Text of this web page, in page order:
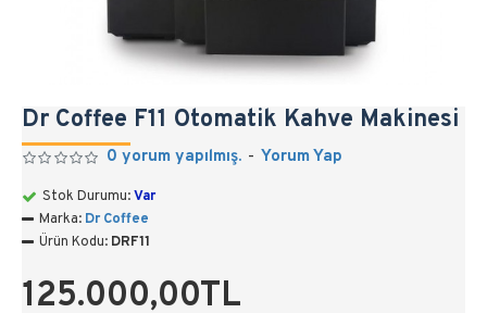
Dr Coffee F11 Otomatik Kahve Makinesi
0 yorum yapılmış. - Yorum Yap
125.000,00TL
Stok Durumu:Var
Marka: Dr Coffee
Ürün Kodu: DRF11